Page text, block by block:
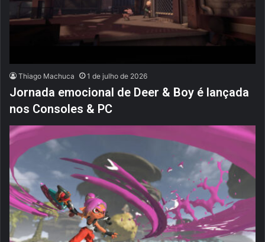
Thiago Machuca 1 de julho de 2026
Jornada emocional de Deer & Boy é lançada
nos Consoles & PC